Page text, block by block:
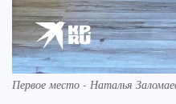
Первое место - Наталья